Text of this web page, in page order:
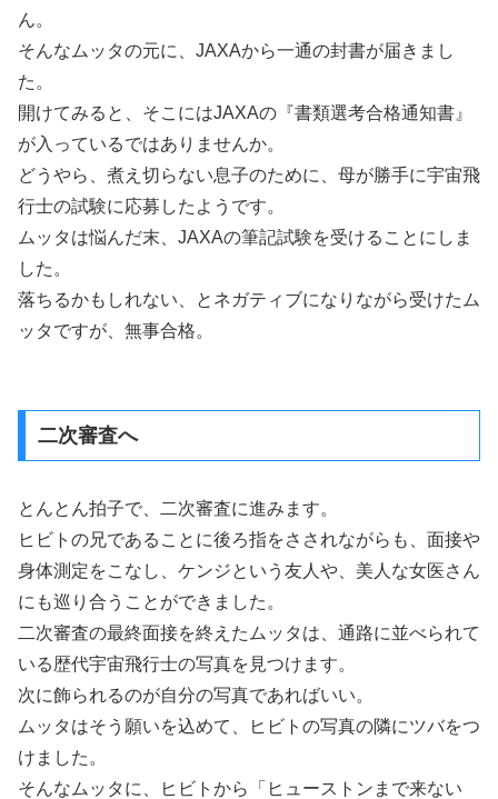
ん。
そんなムッタの元に、JAXAから一通の封書が届きまし
た。
開けてみると、そこにはJAXAの『書類選考合格通知書』
が入っているではありませんか。
どうやら、煮え切らない息子のために、母が勝手に宇宙飛
行士の試験に応募したようです。
ムッタは悩んだ末、JAXAの筆記試験を受けることにしま
した。
落ちるかもしれない、とネガティブになりながら受けたム
ッタですが、無事合格。
二次審査へ
とんとん拍子で、二次審査に進みます。
ヒビトの兄であることに後ろ指をさされながらも、面接や
身体測定をこなし、ケンジという友人や、美人な女医さん
にも巡り合うことができました。
二次審査の最終面接を終えたムッタは、通路に並べられて
いる歴代宇宙飛行士の写真を見つけます。
次に飾られるのが自分の写真であればいい。
ムッタはそう願いを込めて、ヒビトの写真の隣にツバをつ
けました。
そんなムッタに、ヒビトから「ヒューストンまで来ない